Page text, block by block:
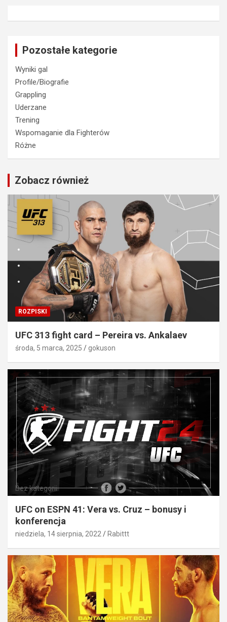
Pozostałe kategorie
Wyniki gal
Profile/Biografie
Grappling
Uderzane
Trening
Wspomaganie dla Fighterów
Różne
Zobacz również
ROZPISKI
UFC 313 fight card – Pereira vs. Ankalaev
środa, 5 marca, 2025 gokuson
Bez kategorii
UFC on ESPN 41: Vera vs. Cruz – bonusy i
konferencja
niedziela, 14 sierpnia, 2022 Rabittt